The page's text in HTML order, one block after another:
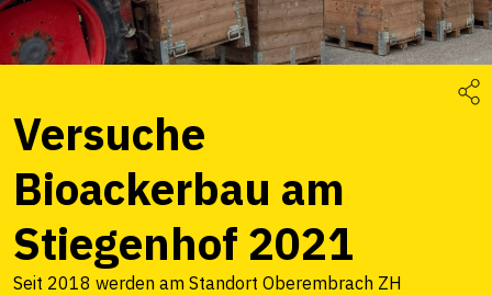
Versuche
Bioackerbau am
Stiegenhof 2021
Seit 2018 werden am Standort Oberembrach ZH